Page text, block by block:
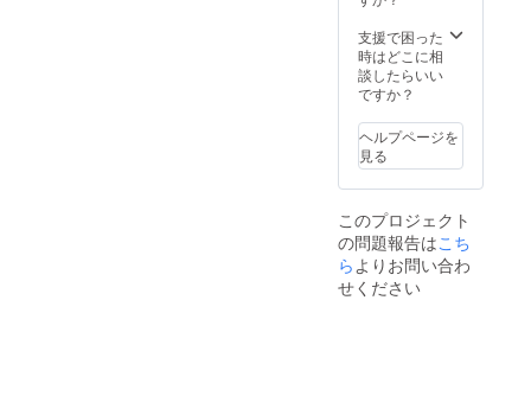
支援で困った
時はどこに相
談したらいい
ですか？
ヘルプページを
見る
このプロジェクト
の問題報告はこち
らよりお問い合わ
せください